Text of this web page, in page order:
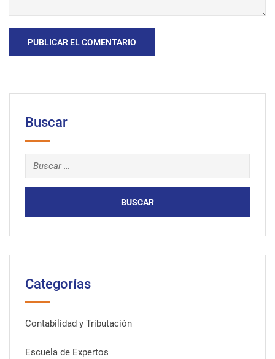
Buscar
Categorías
Contabilidad y Tributación
Escuela de Expertos